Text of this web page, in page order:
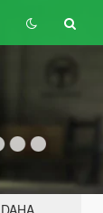
DAHA